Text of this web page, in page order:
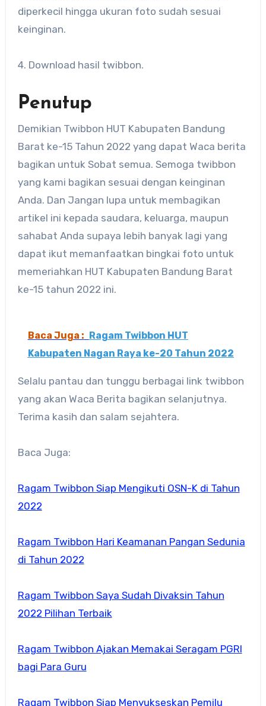
diperkecil hingga ukuran foto sudah sesuai
keinginan.
4. Download hasil twibbon.
Penutup
Demikian Twibbon HUT Kabupaten Bandung
Barat ke-15 Tahun 2022 yang dapat Waca berita
bagikan untuk Sobat semua. Semoga twibbon
yang kami bagikan sesuai dengan keinginan
Anda. Dan Jangan lupa untuk membagikan
artikel ini kepada saudara, keluarga, maupun
sahabat Anda supaya lebih banyak lagi yang
dapat ikut memanfaatkan bingkai foto untuk
memeriahkan HUT Kabupaten Bandung Barat
ke-15 tahun 2022 ini.
Baca Juga :
Ragam Twibbon HUT
Kabupaten Nagan Raya ke-20 Tahun 2022
Selalu pantau dan tunggu berbagai link twibbon
yang akan Waca Berita bagikan selanjutnya.
Terima kasih dan salam sejahtera.
Baca Juga:
Ragam Twibbon Siap Mengikuti OSN-K di Tahun
2022
Ragam Twibbon Hari Keamanan Pangan Sedunia
di Tahun 2022
Ragam Twibbon Saya Sudah Divaksin Tahun
2022 Pilihan Terbaik
Ragam Twibbon Ajakan Memakai Seragam PGRI
bagi Para Guru
Ragam Twibbon Siap Menyukseskan Pemilu